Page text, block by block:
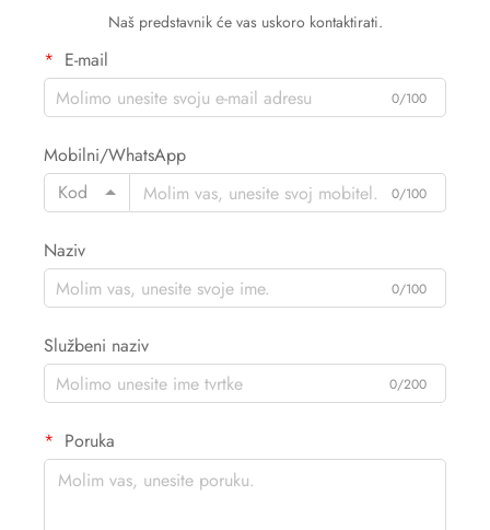
Naš predstavnik će vas uskoro kontaktirati.
E-mail
0/100
Mobilni/WhatsApp
Kod
0/100
Naziv
0/100
Službeni naziv
0/200
Poruka